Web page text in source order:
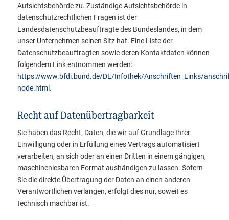
Aufsichtsbehörde zu. Zuständige Aufsichtsbehörde in
datenschutzrechtlichen Fragen ist der
Landesdatenschutzbeauftragte des Bundeslandes, in dem
unser Unternehmen seinen Sitz hat. Eine Liste der
Datenschutzbeauftragten sowie deren Kontaktdaten können
folgendem Link entnommen werden:
https://www.bfdi.bund.de/DE/Infothek/Anschriften_Links/
node.html .
Recht auf Datenübertragbarkeit
Sie haben das Recht, Daten, die wir auf Grundlage Ihrer
Einwilligung oder in Erfüllung eines Vertrags automatisiert
verarbeiten, an sich oder an einen Dritten in einem gängigen,
maschinenlesbaren Format aushändigen zu lassen. Sofern
Sie die direkte Übertragung der Daten an einen anderen
Verantwortlichen verlangen, erfolgt dies nur, soweit es
technisch machbar ist.